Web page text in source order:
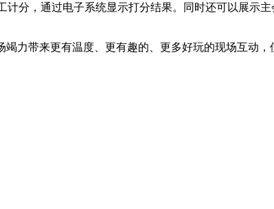
分，通过电子系统显示打分结果。同时还可以展示
力带来更有温度、更有趣的、更多好玩的现场互动，